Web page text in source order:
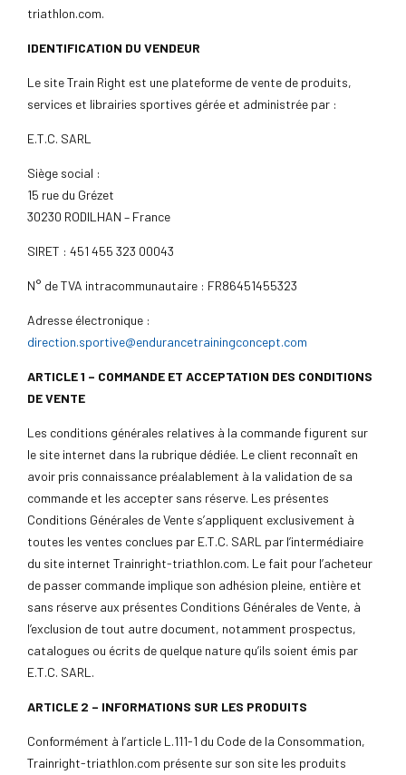
triathlon.com.
IDENTIFICATION DU VENDEUR
Le site Train Right est une plateforme de vente de produits,
services et librairies sportives gérée et administrée par :
E.T.C. SARL
Siège social :
15 rue du Grézet
30230 RODILHAN – France
SIRET : 451 455 323 00043
N° de TVA intracommunautaire : FR86451455323
Adresse électronique :
direction.sportive@endurancetrainingconcept.com
ARTICLE 1 – COMMANDE ET ACCEPTATION DES CONDITIONS
DE VENTE
Les conditions générales relatives à la commande figurent sur
le site internet dans la rubrique dédiée. Le client reconnaît en
avoir pris connaissance préalablement à la validation de sa
commande et les accepter sans réserve. Les présentes
Conditions Générales de Vente s’appliquent exclusivement à
toutes les ventes conclues par E.T.C. SARL par l’intermédiaire
du site internet Trainright-triathlon.com. Le fait pour l’acheteur
de passer commande implique son adhésion pleine, entière et
sans réserve aux présentes Conditions Générales de Vente, à
l’exclusion de tout autre document, notamment prospectus,
catalogues ou écrits de quelque nature qu’ils soient émis par
E.T.C. SARL.
ARTICLE 2 – INFORMATIONS SUR LES PRODUITS
Conformément à l’article L.111-1 du Code de la Consommation,
Trainright-triathlon.com présente sur son site les produits